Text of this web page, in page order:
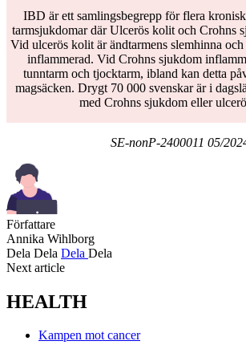
IBD är ett samlingsbegrepp för flera
tarmsjukdomar där Ulcerös kolit och Crohns
Vid ulcerös kolit är ändtarmens slemhinna
inflammerad. Vid Crohns sjukdom
tunntarm och tjocktarm, ibland kan detta
magsäcken. Drygt 70 000 svenskar är i
med Crohns sjukdom eller
SE-nonP-2400011 05/
Författare
Annika Wihlborg
Dela Dela Dela Dela
Next article
HEALTH
Kampen mot cancer